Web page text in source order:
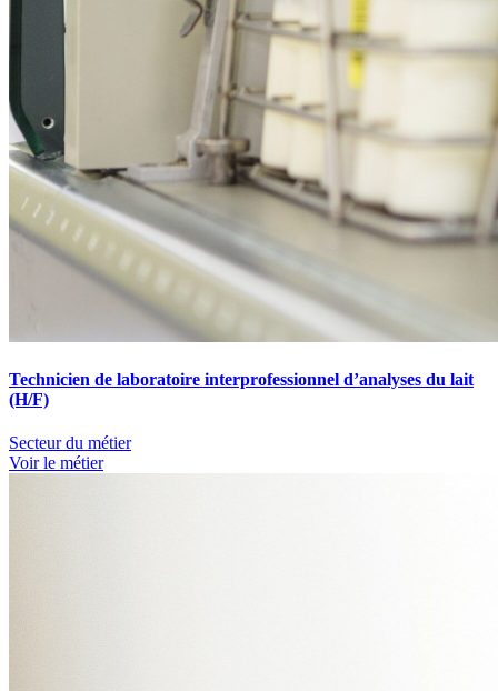
Technicien de laboratoire interprofessionnel d’analyses du lait
(H/F)
Secteur du métier
Voir le métier